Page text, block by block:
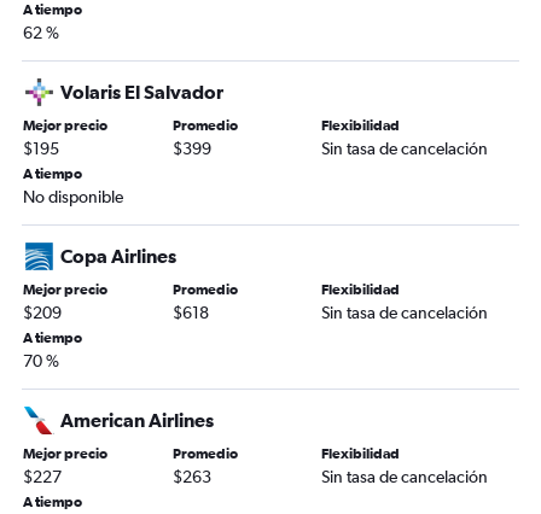
A tiempo
62 %
Volaris El Salvador
Mejor precio
$195
Promedio
$399
Flexibilidad
Sin tasa de cancelación
A tiempo
No disponible
Copa Airlines
Mejor precio
$209
Promedio
$618
Flexibilidad
Sin tasa de cancelación
A tiempo
70 %
American Airlines
Mejor precio
$227
Promedio
$263
Flexibilidad
Sin tasa de cancelación
A tiempo